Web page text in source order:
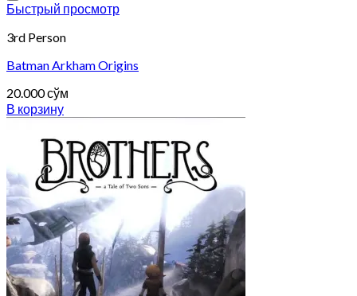
Быстрый просмотр
3rd Person
Batman Arkham Origins
20.000сўм
В корзину